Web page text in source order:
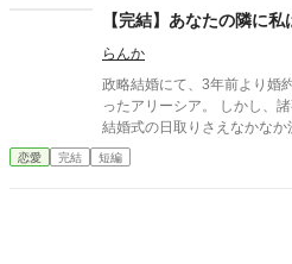
【完結】あなたの隣に私
らんか
政略結婚にて、3年前より婚
ったアリーシア。 しかし、
結婚式の日取りさえなかな
アリーシアの婚約者ルート
ミーアの傍を片時も離れよう
恋愛 完結 短編